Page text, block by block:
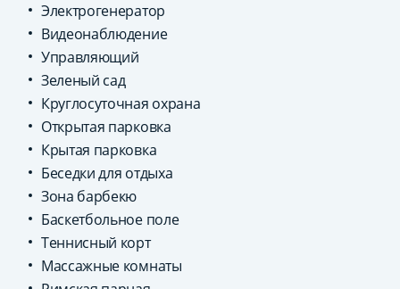
Электрогенератор
Видеонаблюдение
Управляющий
Зеленый сад
Круглосуточная охрана
Открытая парковка
Крытая парковка
Беседки для отдыха
Зона барбекю
Баскетбольное поле
Теннисный корт
Массажные комнаты